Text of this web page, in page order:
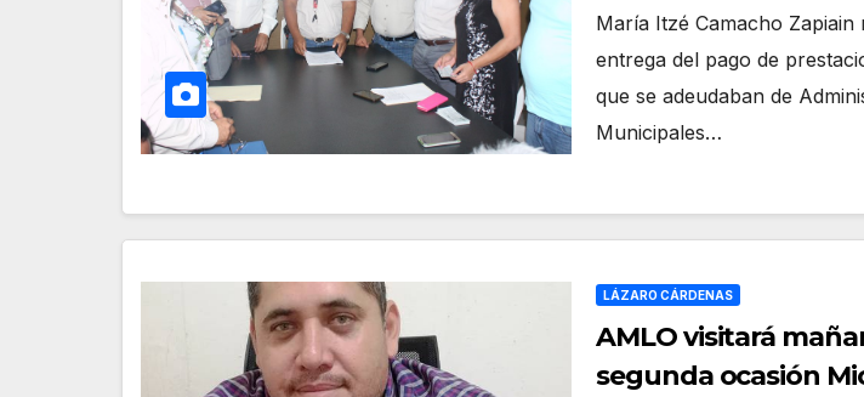
María Itzé Camacho Zapiain
entrega del pago de
que se adeudaban de
Municipales…
LÁZARO CÁRDENAS
AMLO visitará
segunda ocasión